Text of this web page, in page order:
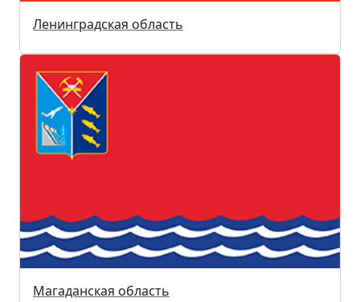
Ленинградская область
Магаданская область